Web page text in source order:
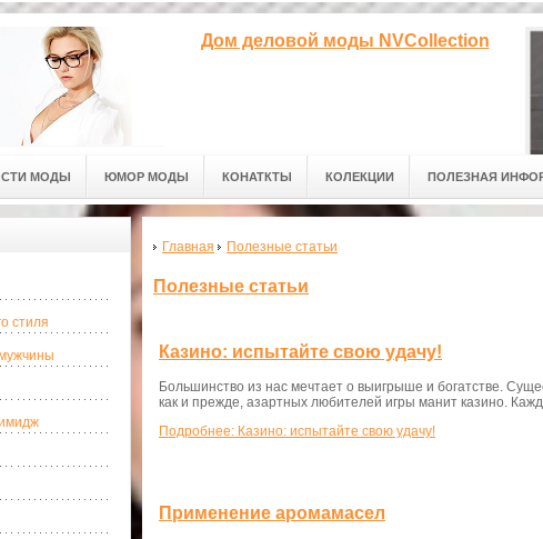
Дом деловой моды NVCollection
МОДЫ ЮМОР МОДЫ КОНАТКТЫ КОЛЕКЦИИ ПОЛЕЗНАЯ
стиля
Главная Полезные статьи
Полезные статьи
Казино: испытайте свою удачу!
Большинство из нас мечтает о выигрыше и богатстве.
как и прежде, азартных любителей игры манит казино.
Подробнее: Казино: испытайте свою удачу!
Применение аромамасел